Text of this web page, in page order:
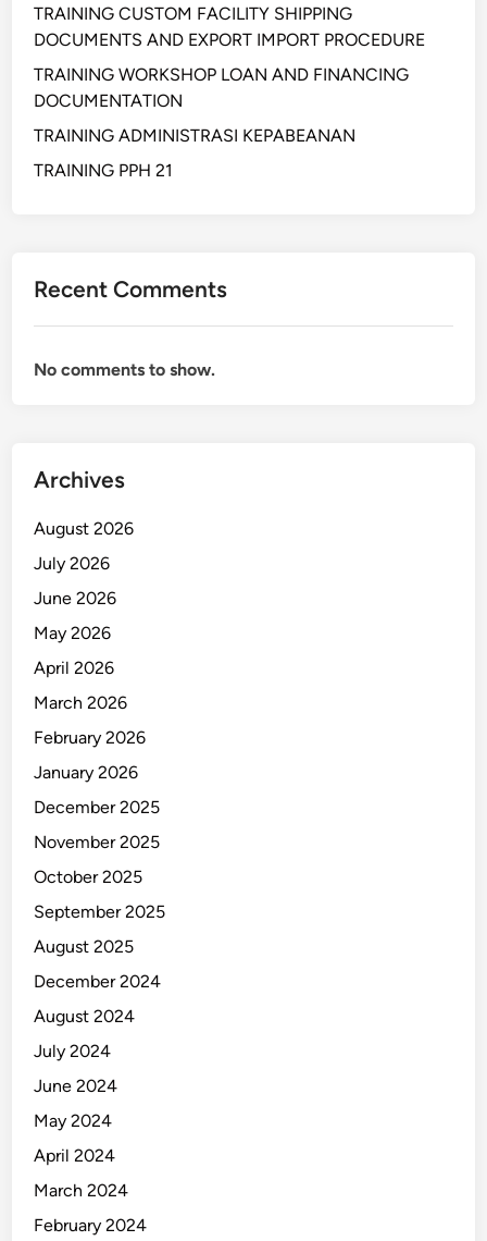
TRAINING CUSTOM FACILITY SHIPPING
DOCUMENTS AND EXPORT IMPORT PROCEDURE
TRAINING WORKSHOP LOAN AND FINANCING
DOCUMENTATION
TRAINING ADMINISTRASI KEPABEANAN
TRAINING PPH 21
Recent Comments
No comments to show.
Archives
August 2026
July 2026
June 2026
May 2026
April 2026
March 2026
February 2026
January 2026
December 2025
November 2025
October 2025
September 2025
August 2025
December 2024
August 2024
July 2024
June 2024
May 2024
April 2024
March 2024
February 2024